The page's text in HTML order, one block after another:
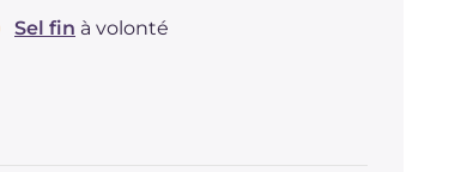
Sel fin à volonté